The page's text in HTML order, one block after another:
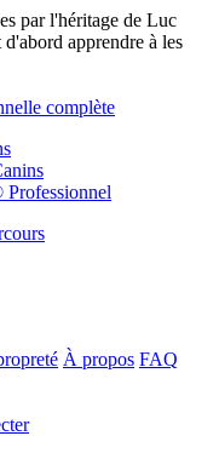
par l'héritage de Luc
apprendre à les
complète
À propos FAQ